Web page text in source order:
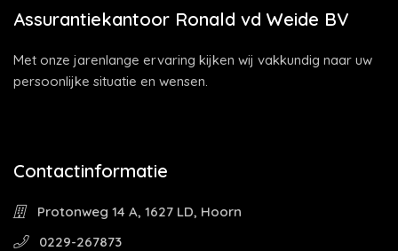
Assurantiekantoor Ronald vd Weide BV
Met onze jarenlange ervaring kijken wij vakkundig naar uw
persoonlijke situatie en wensen.
Contactinformatie
Protonweg 14 A, 1627 LD, Hoorn
0229-267873